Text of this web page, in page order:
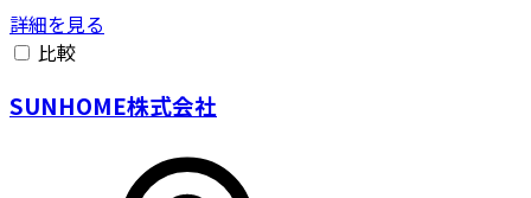
詳細を見る
比較
SUNHOME株式会社